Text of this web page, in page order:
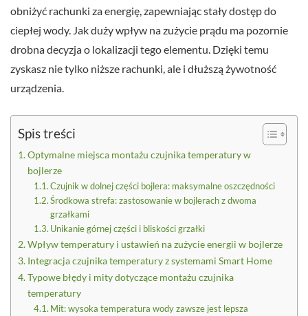
obniżyć rachunki za energię, zapewniając stały dostęp do
ciepłej wody. Jak duży wpływ na zużycie prądu ma pozornie
drobna decyzja o lokalizacji tego elementu. Dzięki temu
zyskasz nie tylko niższe rachunki, ale i dłuższą żywotność
urządzenia.
Spis treści
Optymalne miejsca montażu czujnika temperatury w
bojlerze
Czujnik w dolnej części bojlera: maksymalne oszczędności
Środkowa strefa: zastosowanie w bojlerach z dwoma
grzałkami
Unikanie górnej części i bliskości grzałki
Wpływ temperatury i ustawień na zużycie energii w bojlerze
Integracja czujnika temperatury z systemami Smart Home
Typowe błędy i mity dotyczące montażu czujnika
temperatury
Mit: wysoka temperatura wody zawsze jest lepsza